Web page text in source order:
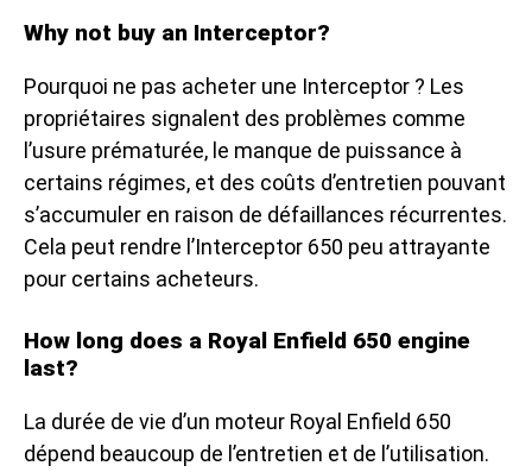
Why not buy an Interceptor?
Pourquoi ne pas acheter une Interceptor ? Les
propriétaires signalent des problèmes comme
l’usure prématurée, le manque de puissance à
certains régimes, et des coûts d’entretien pouvant
s’accumuler en raison de défaillances récurrentes.
Cela peut rendre l’Interceptor 650 peu attrayante
pour certains acheteurs.
How long does a Royal Enfield 650 engine
last?
La durée de vie d’un moteur Royal Enfield 650
dépend beaucoup de l’entretien et de l’utilisation.